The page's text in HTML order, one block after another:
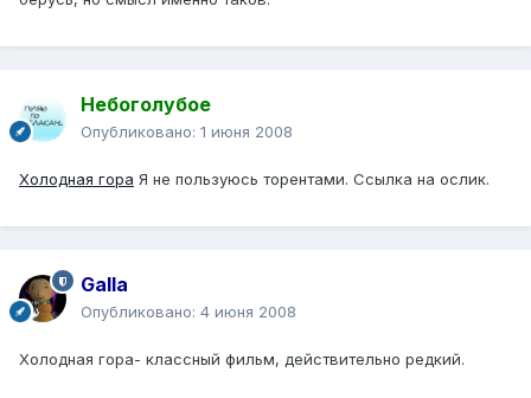
Небоголубое
Опубликовано: 1 июня 2008
Холодная гора Я не пользуюсь торентами. Ссылка на ослик.
Galla
Опубликовано: 4 июня 2008
Холодная гора- классный фильм, действительно редкий.